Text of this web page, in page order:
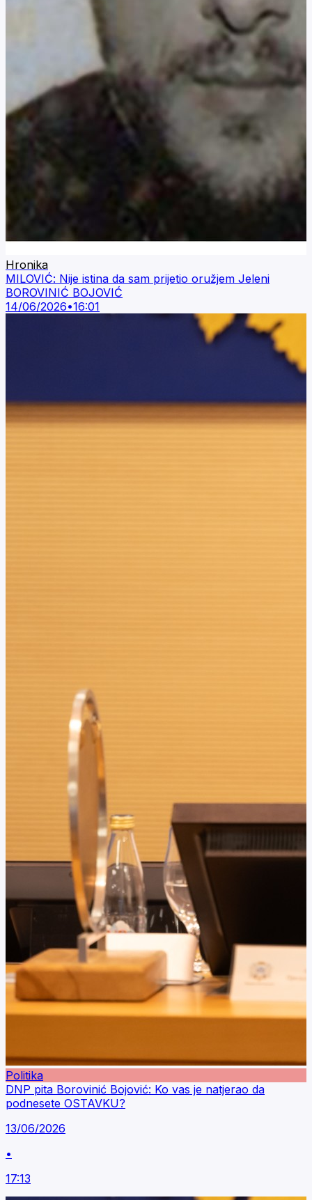
Hronika
MILOVIĆ: Nije istina da sam prijetio oružjem Jeleni
BOROVINIĆ BOJOVIĆ
14/06/2026•16:01
Politika
DNP pita Borovinić Bojović: Ko vas je natjerao da
podnesete OSTAVKU?
13/06/2026
•
17:13